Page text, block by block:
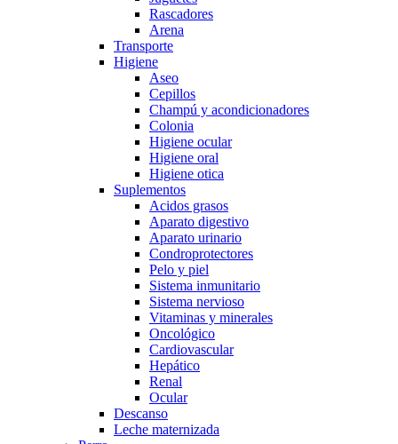
Rascadores
Arena
Transporte
Higiene
Aseo
Cepillos
Champú y acondicionadores
Colonia
Higiene ocular
Higiene oral
Higiene otica
Suplementos
Acidos grasos
Aparato digestivo
Aparato urinario
Condroprotectores
Pelo y piel
Sistema inmunitario
Sistema nervioso
Vitaminas y minerales
Oncológico
Cardiovascular
Hepático
Renal
Ocular
Descanso
Leche maternizada